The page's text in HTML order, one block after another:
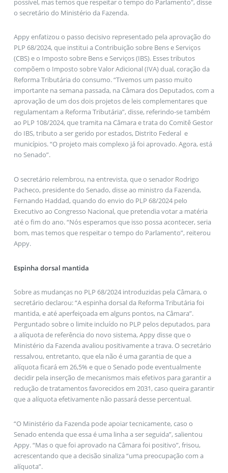
o secretário do Ministério da Fazenda.
Appy enfatizou o passo decisivo representado pela aprovação do
PLP 68/2024, que institui a Contribuição sobre Bens e Serviços
(CBS) e o Imposto sobre Bens e Serviços (IBS). Esses tributos
compõem o Imposto sobre Valor Adicional (IVA) dual, coração da
Reforma Tributária do consumo. “Tivemos um passo muito
importante na semana passada, na Câmara dos Deputados, com a
aprovação de um dos dois projetos de leis complementares que
regulamentam a Reforma Tributária”, disse, referindo-se também
ao PLP 108/2024, que tramita na Câmara e trata do Comitê Gestor
do IBS, tributo a ser gerido por estados, Distrito Federal e
municípios. “O projeto mais complexo já foi aprovado. Agora, está
no Senado”.
O secretário relembrou, na entrevista, que o senador Rodrigo
Pacheco, presidente do Senado, disse ao ministro da Fazenda,
Fernando Haddad, quando do envio do PLP 68/2024 pelo
Executivo ao Congresso Nacional, que pretendia votar a matéria
até o fim do ano. “Nós esperamos que isso possa acontecer, seria
bom, mas temos que respeitar o tempo do Parlamento”, reiterou
Appy.
Espinha dorsal mantida
Sobre as mudanças no PLP 68/2024 introduzidas pela Câmara, o
secretário declarou: “A espinha dorsal da Reforma Tributária foi
mantida, e até aperfeiçoada em alguns pontos, na Câmara”.
Perguntado sobre o limite incluído no PLP pelos deputados, para
a alíquota de referência do novo sistema, Appy disse que o
Ministério da Fazenda avaliou positivamente a trava. O secretário
ressalvou, entretanto, que ela não é uma garantia de que a
alíquota ficará em 26,5% e que o Senado pode eventualmente
decidir pela inserção de mecanismos mais efetivos para garantir a
redução de tratamentos favorecidos em 2031, caso queira garantir
que a alíquota efetivamente não passará desse percentual.
“O Ministério da Fazenda pode apoiar tecnicamente, caso o
Senado entenda que essa é uma linha a ser seguida”, salientou
Appy. “Mas o que foi aprovado na Câmara foi positivo”, frisou,
acrescentando que a decisão sinaliza “uma preocupação com a
alíquota”.